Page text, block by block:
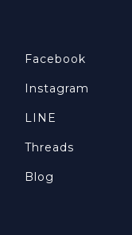
Facebook
Instagram
LINE
Threads
Blog